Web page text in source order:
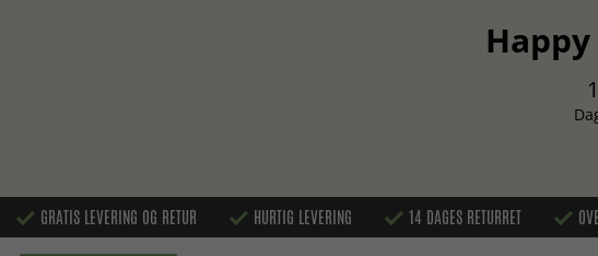
Happy
1
GRATIS LEVERING OG RETUR HURTIG LEVERING 14 DAGES RETURRET